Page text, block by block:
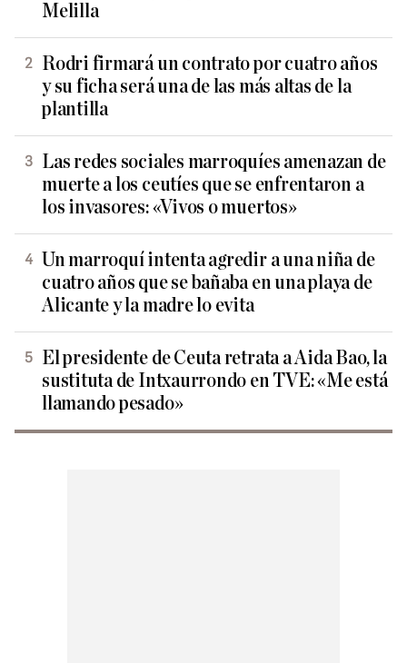
Melilla
Rodri firmará un contrato por cuatro años
y su ficha será una de las más altas de la
plantilla
Las redes sociales marroquíes amenazan de
muerte a los ceutíes que se enfrentaron a
los invasores: «Vivos o muertos»
Un marroquí intenta agredir a una niña de
cuatro años que se bañaba en una playa de
Alicante y la madre lo evita
El presidente de Ceuta retrata a Aida Bao, la
sustituta de Intxaurrondo en TVE: «Me está
llamando pesado»